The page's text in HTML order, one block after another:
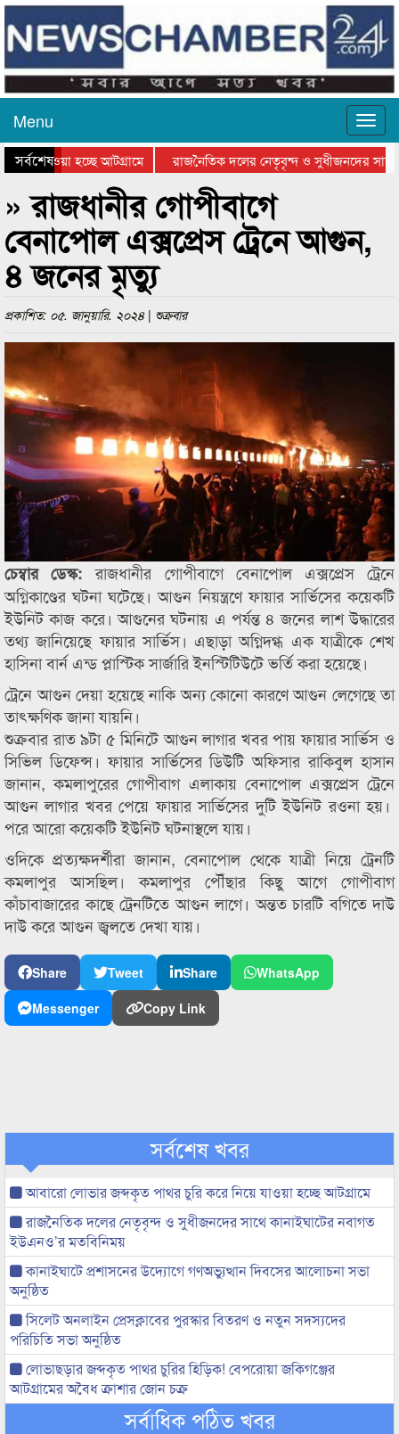
Menu
সর্বশেষ
যাওয়া হচ্ছে আটগ্রামে
রাজনৈতিক দলের নেতৃবৃন্দ ও সুধীজনদের সাথে
পুরস্কার বিতরণ সম্পন্ন
সিলেটে বাংলাদেশ গ্রুপ থিয়েটার
» রাজধানীর গোপীবাগে
বেনাপোল এক্সপ্রেস ট্রেনে আগুন,
৪ জনের মৃত্যু
প্রকাশিত: ০৫. জানুয়ারি. ২০২৪ | শুক্রবার
চেম্বার ডেস্ক:রাজধানীর গোপীবাগে বেনাপোল এক্সপ্রেস ট্রেনে
অগ্নিকাণ্ডের ঘটনা ঘটেছে। আগুন নিয়ন্ত্রণে ফায়ার সার্ভিসের কয়েকটি
ইউনিট কাজ করে। আগুনের ঘটনায় এ পর্যন্ত ৪ জনের লাশ উদ্ধারের
তথ্য জানিয়েছে ফায়ার সার্ভিস। এছাড়া অগ্নিদগ্ধ এক যাত্রীকে শেখ
হাসিনা বার্ন এন্ড প্লাস্টিক সার্জারি ইনস্টিটিউটে ভর্তি করা হয়েছে।
ট্রেনে আগুন দেয়া হয়েছে নাকি অন্য কোনো কারণে আগুন লেগেছে তা
তাৎক্ষণিক জানা যায়নি।
শুক্রবার রাত ৯টা ৫ মিনিটে আগুন লাগার খবর পায় ফায়ার সার্ভিস ও
সিভিল ডিফেন্স। ফায়ার সার্ভিসের ডিউটি অফিসার রাকিবুল হাসান
জানান, কমলাপুরের গোপীবাগ এলাকায় বেনাপোল এক্সপ্রেস ট্রেনে
আগুন লাগার খবর পেয়ে ফায়ার সার্ভিসের দুটি ইউনিট রওনা হয়।
পরে আরো কয়েকটি ইউনিট ঘটনাস্থলে যায়।
ওদিকে প্রত্যক্ষদর্শীরা জানান, বেনাপোল থেকে যাত্রী নিয়ে ট্রেনটি
কমলাপুর আসছিল। কমলাপুর পৌঁছার কিছু আগে গোপীবাগ
কাঁচাবাজারের কাছে ট্রেনটিতে আগুন লাগে। অন্তত চারটি বগিতে দাউ
দাউ করে আগুন জ্বলতে দেখা যায়।
Share Tweet Share
WhatsApp
Messenger
Copy Link
সর্বশেষ খবর
আবারো লোভার জব্দকৃত পাথর চুরি করে নিয়ে যাওয়া হচ্ছে আটগ্রামে
রাজনৈতিক দলের নেতৃবৃন্দ ও সুধীজনদের সাথে কানাইঘাটের নবাগত
ইউএনও’র মতবিনিময়
কানাইঘাটে প্রশাসনের উদ্যোগে গণঅভ্যুত্থান দিবসের আলোচনা সভা
অনুষ্ঠিত
সিলেট অনলাইন প্রেসক্লাবের পুরস্কার বিতরণ ও নতুন সদস্যদের
পরিচিতি সভা অনুষ্ঠিত
লোভাছড়ার জব্দকৃত পাথর চুরির হিড়িক! বেপরোয়া জকিগঞ্জের
আটগ্রামের অবৈধ ক্রাশার জোন চক্র
সর্বাধিক পঠিত খবর